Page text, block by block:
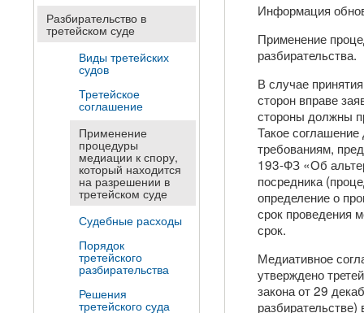
Информация
Применение
разбирательства.
В случае
сторон вправе
стороны должны
Такое
требованиям,
193-ФЗ «Об
посредника
определение о
срок проведения
срок.
Медиативное
утверждено
закона от 29
Разбирательство в
третейском суде
Виды третейских
судов
Третейское
соглашение
Применение
процедуры
медиации к спору,
который находится
на разрешении в
третейском суде
Судебные расходы
Порядок
третейского
разбирательства
Решения
третейского суда